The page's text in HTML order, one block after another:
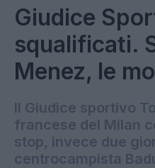
Giudice
squalificati.
Menez, le
Il Giudice sportivo
francese del Milan
stop, invece due
centrocampista